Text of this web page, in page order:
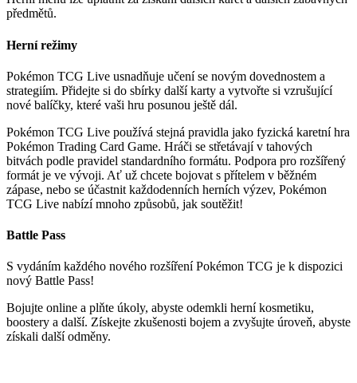
předmětů.
Herní režimy
Pokémon TCG Live usnadňuje učení se novým dovednostem a
strategiím. Přidejte si do sbírky další karty a vytvořte si vzrušující
nové balíčky, které vaši hru posunou ještě dál.
Pokémon TCG Live používá stejná pravidla jako fyzická karetní hra
Pokémon Trading Card Game. Hráči se střetávají v tahových
bitvách podle pravidel standardního formátu. Podpora pro rozšířený
formát je ve vývoji. Ať už chcete bojovat s přítelem v běžném
zápase, nebo se účastnit každodenních herních výzev, Pokémon
TCG Live nabízí mnoho způsobů, jak soutěžit!
Battle Pass
S vydáním každého nového rozšíření Pokémon TCG je k dispozici
nový Battle Pass!
Bojujte online a plňte úkoly, abyste odemkli herní kosmetiku,
boostery a další. Získejte zkušenosti bojem a zvyšujte úroveň, abyste
získali další odměny.